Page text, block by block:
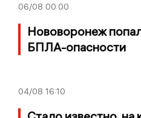
06/08 00:00
Нововоронеж
БПЛА-опасности
04/08 16:10